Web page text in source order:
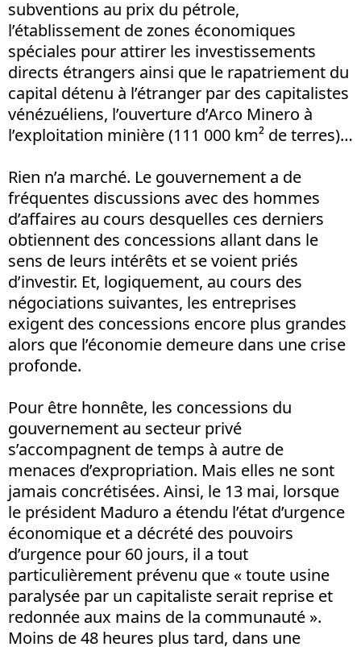
subventions au prix du pétrole,
l’établissement de zones économiques
spéciales pour attirer les investissements
directs étrangers ainsi que le rapatriement du
capital détenu à l’étranger par des capitalistes
vénézuéliens, l’ouverture d’Arco Minero à
l’exploitation minière (111 000 km² de terres)…
Rien n’a marché. Le gouvernement a de
fréquentes discussions avec des hommes
d’affaires au cours desquelles ces derniers
obtiennent des concessions allant dans le
sens de leurs intérêts et se voient priés
d’investir. Et, logiquement, au cours des
négociations suivantes, les entreprises
exigent des concessions encore plus grandes
alors que l’économie demeure dans une crise
profonde.
Pour être honnête, les concessions du
gouvernement au secteur privé
s’accompagnent de temps à autre de
menaces d’expropriation. Mais elles ne sont
jamais concrétisées. Ainsi, le 13 mai, lorsque
le président Maduro a étendu l’état d’urgence
économique et a décrété des pouvoirs
d’urgence pour 60 jours, il a tout
particulièrement prévenu que « toute usine
paralysée par un capitaliste serait reprise et
redonnée aux mains de la communauté ».
Moins de 48 heures plus tard, dans une